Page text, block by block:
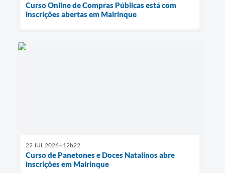
Curso Online de Compras Públicas está com
inscrições abertas em Mairinque
22 JUL 2026 - 12h22
Curso de Panetones e Doces Natalinos abre
inscrições em Mairinque